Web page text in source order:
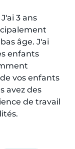
3 ans
âge. J'ai
enfants
vos enfants
avez des
de travail